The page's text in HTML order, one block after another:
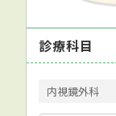
診療科目
内視鏡外科